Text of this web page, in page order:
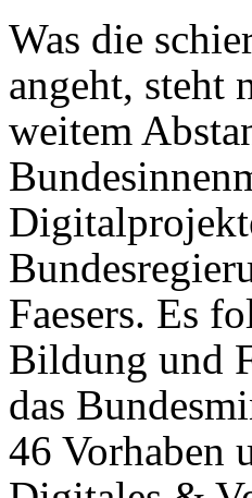
Was die
angeht,
weitem
Faesers. Es
Bildung und
das
46 Vorhaben